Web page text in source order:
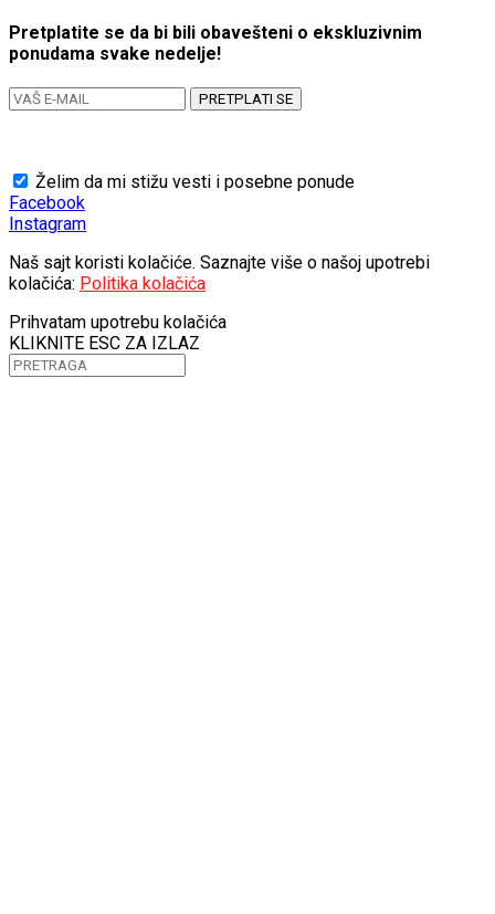
Pretplatite se da bi bili obavešteni o ekskluzivnim
ponudama svake nedelje!
PRETPLATI SE
Želim da mi stižu vesti i posebne ponude
Facebook
Instagram
Naš sajt koristi kolačiće. Saznajte više o našoj upotrebi
kolačića: Politika kolačića
Prihvatam upotrebu kolačića
KLIKNITE ESC ZA IZLAZ